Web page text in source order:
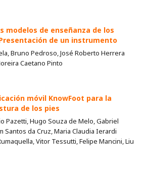
modelos de enseñanza de los
de un instrumento
Bruno Pedroso, José Roberto Herrera
Caetano Pinto
móvil KnowFoot para la
de los pies
Pazetti, Hugo Souza de Melo, Gabriel
Santos da Cruz, Maria Claudia Ierardi
Vitor Tessutti, Felipe Mancini, Liu